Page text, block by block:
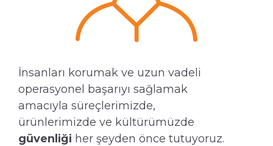
İnsanları korumak ve uzun vadeli
operasyonel başarıyı sağlamak
amacıyla süreçlerimizde,
ürünlerimizde ve kültürümüzde
güvenliği her şeyden önce tutuyoruz.